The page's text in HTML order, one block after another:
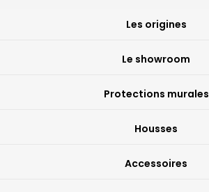
Les origines
Le showroom
Protections murales
Housses
Accessoires